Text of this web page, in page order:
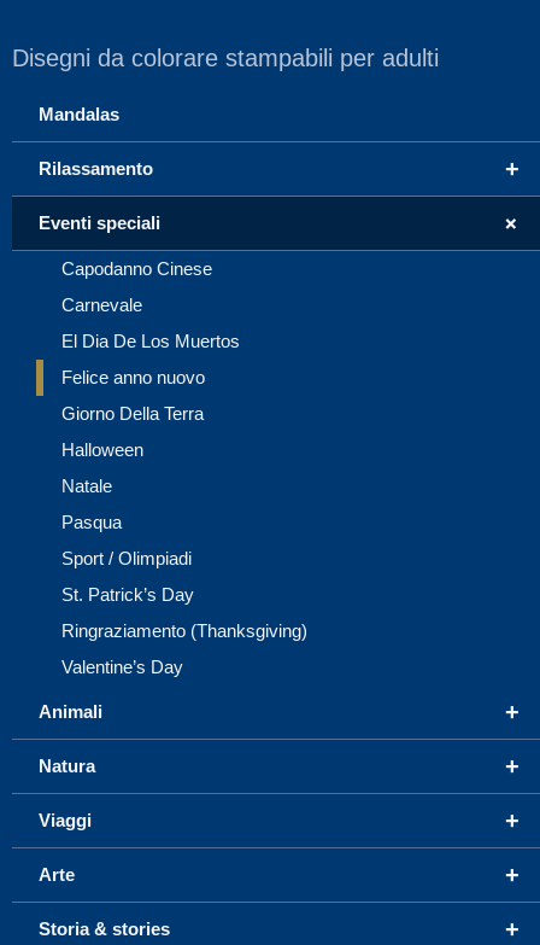
Disegni da colorare stampabili per adulti
Mandalas
+
Rilassamento
+
Eventi speciali
Capodanno Cinese
Carnevale
El Dia De Los Muertos
Felice anno nuovo
Giorno Della Terra
Halloween
Natale
Pasqua
Sport / Olimpiadi
St. Patrick’s Day
Ringraziamento (Thanksgiving)
Valentine’s Day
+
Animali
+
Natura
+
Viaggi
+
Arte
+
Storia & stories